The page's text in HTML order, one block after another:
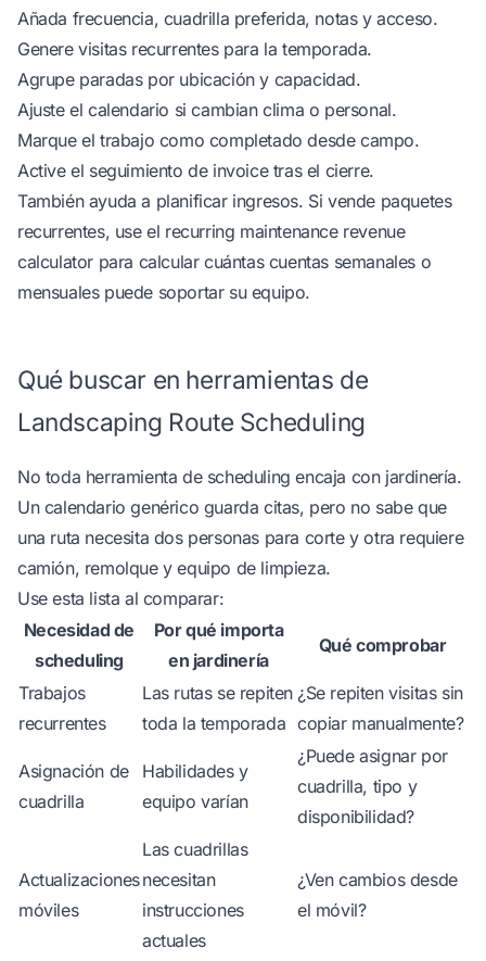
Añada frecuencia, cuadrilla preferida, notas y acceso.
Genere visitas recurrentes para la temporada.
Agrupe paradas por ubicación y capacidad.
Ajuste el calendario si cambian clima o personal.
Marque el trabajo como completado desde campo.
Active el seguimiento de invoice tras el cierre.
También ayuda a planificar ingresos. Si vende paquetes
recurrentes, use el recurring maintenance revenue
calculator para calcular cuántas cuentas semanales o
mensuales puede soportar su equipo.
Qué buscar en herramientas de
Landscaping Route Scheduling
No toda herramienta de scheduling encaja con jardinería.
Un calendario genérico guarda citas, pero no sabe que
una ruta necesita dos personas para corte y otra requiere
camión, remolque y equipo de limpieza.
Use esta lista al comparar:
Necesidad de
scheduling
Por qué importa
en jardinería
Qué comprobar
Trabajos
recurrentes
Las rutas se repiten
toda la temporada
¿Se repiten visitas sin
copiar manualmente?
Asignación de
cuadrilla
Habilidades y
equipo varían
¿Puede asignar por
cuadrilla, tipo y
disponibilidad?
Actualizaciones
móviles
Las cuadrillas
necesitan
instrucciones
actuales
¿Ven cambios desde
el móvil?